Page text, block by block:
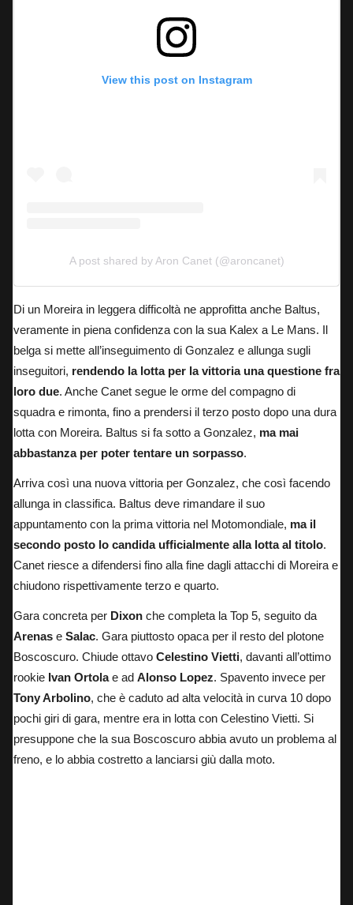
View this post on Instagram
A post shared by Aron Canet (@aroncanet)
Di un Moreira in leggera difficoltà ne approfitta anche Baltus,
veramente in piena confidenza con la sua Kalex a Le Mans. Il
belga si mette all’inseguimento di Gonzalez e allunga sugli
inseguitori, rendendo la lotta per la vittoria una questione fra
loro due. Anche Canet segue le orme del compagno di
squadra e rimonta, fino a prendersi il terzo posto dopo una dura
lotta con Moreira. Baltus si fa sotto a Gonzalez, ma mai
abbastanza per poter tentare un sorpasso.
Arriva così una nuova vittoria per Gonzalez, che così facendo
allunga in classifica. Baltus deve rimandare il suo
appuntamento con la prima vittoria nel Motomondiale, ma il
secondo posto lo candida ufficialmente alla lotta al titolo.
Canet riesce a difendersi fino alla fine dagli attacchi di Moreira e
chiudono rispettivamente terzo e quarto.
Gara concreta per Dixon che completa la Top 5, seguito da
Arenas e Salac. Gara piuttosto opaca per il resto del plotone
Boscoscuro. Chiude ottavo Celestino Vietti, davanti all’ottimo
rookie Ivan Ortolae ad Alonso Lopez. Spavento invece per
Tony Arbolino, che è caduto ad alta velocità in curva 10 dopo
pochi giri di gara, mentre era in lotta con Celestino Vietti. Si
presuppone che la sua Boscoscuro abbia avuto un problema al
freno, e lo abbia costretto a lanciarsi giù dalla moto.